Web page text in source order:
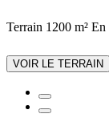
Terrain 1200 m² En
VOIR LE TERRAIN